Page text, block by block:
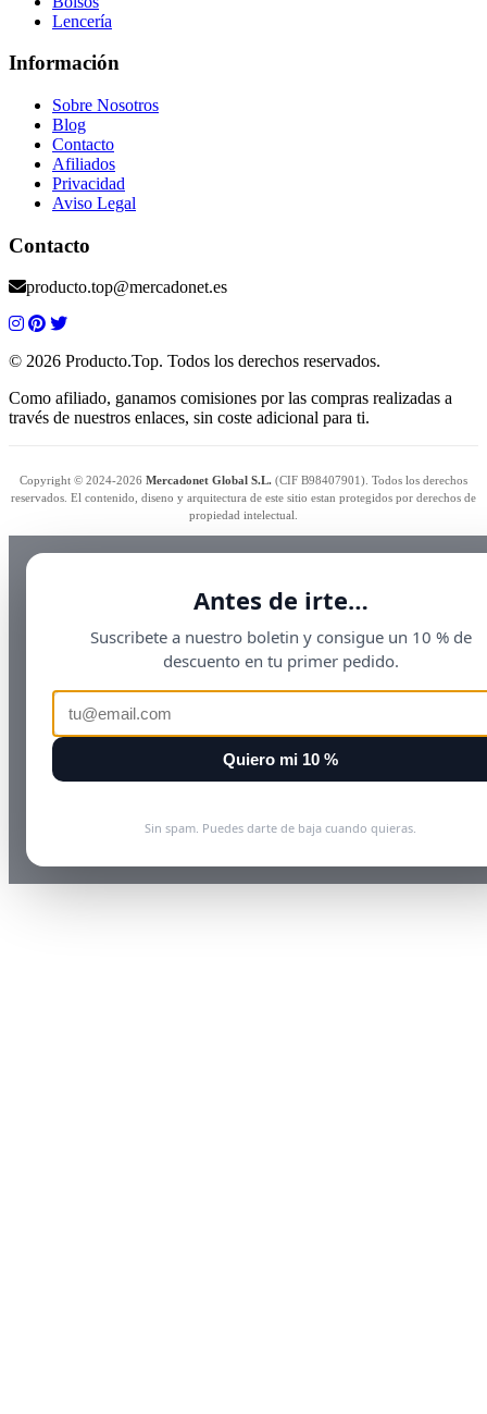
Lencería
Información
Sobre Nosotros
Blog
Contacto
Afiliados
Privacidad
Aviso Legal
Contacto
producto.top@mercadonet.es
© 2026 Producto.Top. Todos los derechos reservados.
Como afiliado, ganamos comisiones por las compras realizadas a
través de nuestros enlaces, sin coste adicional para ti.
Copyright © 2024-2026 Mercadonet Global S.L. (CIF B98407901). Todos los derechos
reservados. El contenido, diseno y arquitectura de este sitio estan protegidos por derechos de
propiedad intelectual.
Antes de irte…
Suscribete a nuestro boletin y consigue un 10 % de
descuento en tu primer pedido.
Quiero mi 10 %
Sin spam. Puedes darte de baja cuando quieras.